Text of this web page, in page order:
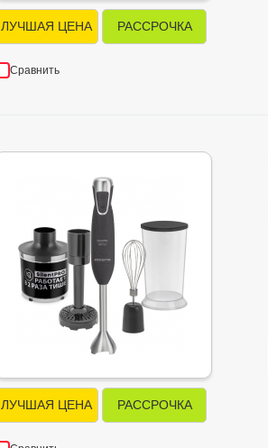
ЛУЧШАЯ ЦЕНА РАССРОЧКА
Сравнить
ЛУЧШАЯ ЦЕНА РАССРОЧКА